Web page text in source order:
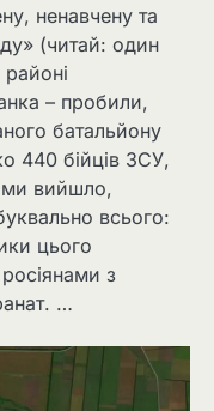
ненавчену та
(читай: один
– пробили,
батальйону
440 бійців ЗСУ,
вийшло,
всього:
цього
з
…